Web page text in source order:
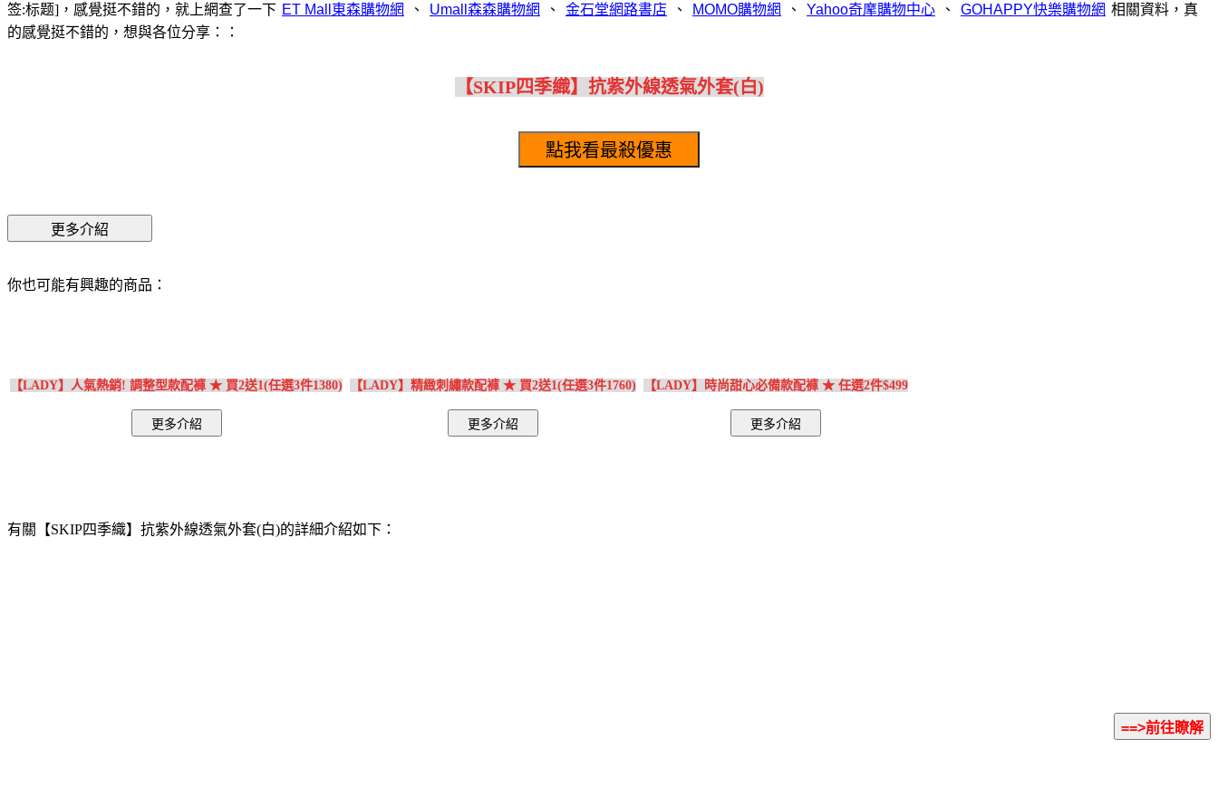
签:标题]，感覺挺不錯的，就上網查了一下
、 、 、 、 、
相關資料，真
的感覺挺不錯的，想與各位分享：：
【SKIP四季織】抗紫外線透氣外套(白)
你也可能有興趣的商品：
【LADY】人氣熱銷! 調整型款配褲 ★ 買2送1(任選3件1380) 【LADY】精緻刺繡款配褲 ★ 買2送1(任選3件1760) 【LADY】時尚甜心必備款配褲 ★ 任選2件$499
有關【SKIP四季織】抗紫外線透氣外套(白)的詳細介紹如下：